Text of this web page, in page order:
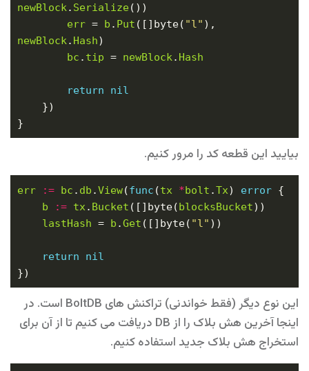
newBlock. Serialize
err = b . Put ([]byte( "l"
newBlock. Hash
bc . tip = newBlock. Hash
return
nil
بیایید این قطعه کد را مرور کنیم.
err := bc . db .View(func (tx *bolt .Tx) error
b
:= tx. Bucket ([]byte(blocksBucket
lastHash = b .Get ([]byte( "l"
return
nil
این نوع دیگر (فقط خواندنی) تراکنش های BoltDB است. در
اینجا آخرین هش بلاک را از DB دریافت می کنیم تا از آن برای
استخراج هش بلاک جدید استفاده کنیم.